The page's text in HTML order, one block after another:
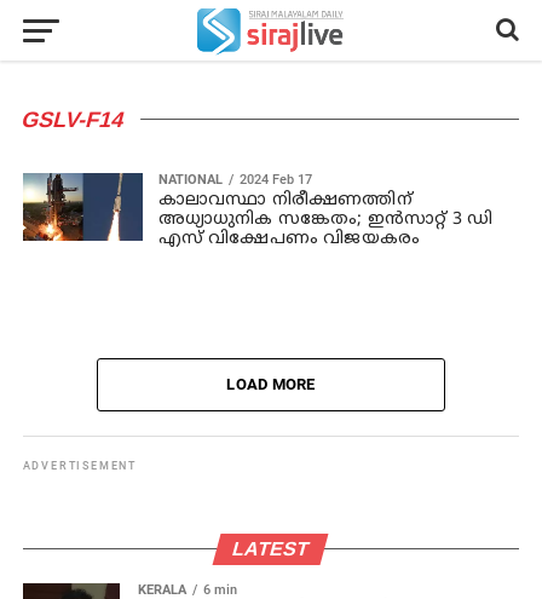
GSLV-F14
NATIONAL 2024 Feb 17
കാലാവസ്ഥാ നിരീക്ഷണത്തിന്
അധ്യാധുനിക സങ്കേതം; ഇൻസാറ്റ് 3 ഡി
എസ് വിക്ഷേപണം വിജയകരം
LOAD MORE
ADVERTISEMENT
LATEST
KERALA 6 min